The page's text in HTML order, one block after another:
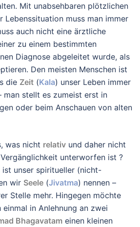
Mit unabsehbaren plötzlichen
Lebenssituation muss man immer
auch nicht eine ärztliche
zu einem bestimmten
Diagnose abgeleitet wurde, als
Den meisten Menschen ist
die Zeit (Kala) unser Leben immer
stellt es zumeist erst in
oder beim Anschauen von alten
was nicht relativ und daher nicht
unterworfen ist ?
ist unser spiritueller (nicht-
wir Seele (Jivatma) nennen –
Stelle mehr. Hingegen möchte
in Anlehnung an zwei
Bhagavatam einen kleinen